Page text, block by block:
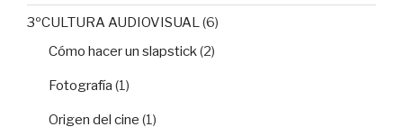
3ºCULTURA AUDIOVISUAL(6)
Cómo hacer un slapstick(2)
Fotografía (1)
Origen del cine (1)